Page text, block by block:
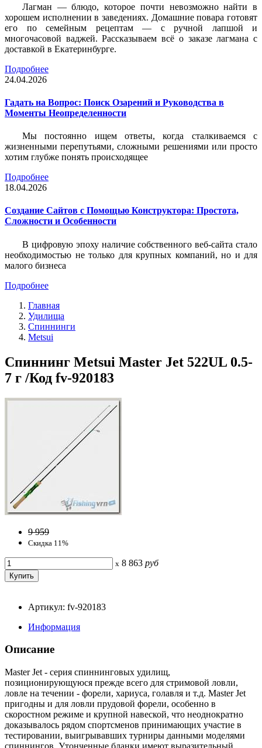
Лагман — блюдо, которое почти невозможно найти в
хорошем исполнении в заведениях. Домашние повара готовят
его по семейным рецептам — с ручной лапшой и
многочасовой ваджей. Рассказываем всё о заказе лагмана с
доставкой в Екатеринбурге.
Подробнее
24.04.2026
Гадать на Вопрос: Поиск Озарений и Руководства в
Моменты Неопределенности
Мы постоянно ищем ответы, когда сталкиваемся с
жизненными перепутьями, сложными решениями или просто
хотим глубже понять происходящее
Подробнее
18.04.2026
Создание Сайтов с Помощью Конструктора: Простота,
Сложности и Особенности
В цифровую эпоху наличие собственного веб-сайта стало
необходимостью не только для крупных компаний, но и для
малого бизнеса
Подробнее
Главная
Удилища
Спиннинги
Metsui
Спиннинг Metsui Master Jet 522UL 0.5-
7 г /Код fv-920183
9 959
Скидка 11%
x 8 863 руб
Артикул: fv-920183
Информация
Описание
Master Jet - серия спиннинговых удилищ,
позиционирующуюся прежде всего для стримовой ловли,
ловле на течении - форели, хариуса, голавля и т.д. Master Jet
пригодны и для ловли прудовой форели, особенно в
скоростном режиме и крупной навеской, что неоднократно
доказывалось рядом спортсменов принимающих участие в
тестировании, выигрывавших турниры данными моделями
спиннингов. Утонченные бланки имеют выразительный